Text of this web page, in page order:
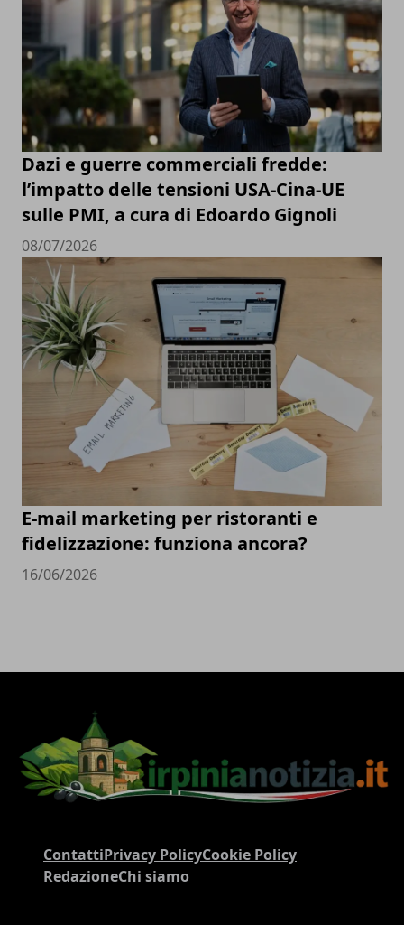
Dazi e guerre commerciali fredde:
l’impatto delle tensioni USA-Cina-UE
sulle PMI, a cura di Edoardo Gignoli
08/07/2026
E-mail marketing per ristoranti e
fidelizzazione: funziona ancora?
16/06/2026
ContattiPrivacy PolicyCookie Policy
RedazioneChi siamo